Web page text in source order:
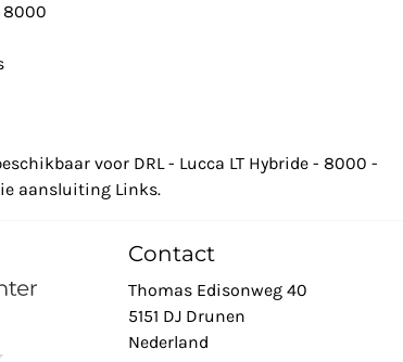
8000
voor DRL - Lucca LT Hybride - 8000 -
aansluiting Links.
Contact
Thomas Edisonweg 40
5151 DJ Drunen
Nederland